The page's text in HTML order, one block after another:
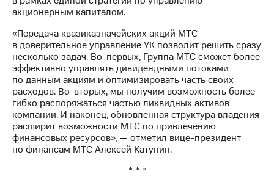
информации
акционерам
Документы
ПАО
"МТС"
Собрания
акционеров
Личный
кабинет
акционера
Акционерный
капитал
акционерным капиталом.
«Передача квазиказначейских акций МТС
в доверительное управление УК позволит решить сразу
несколько задач. Во-первых, Группа МТС сможет более
эффективно управлять дивидендными потоками
по данным акциям и оптимизировать часть своих
расходов. Во-вторых, мы получим возможность более
гибко распоряжаться частью ликвидных активов
компании. И наконец, обновленная структура владения
расширит возможности МТС по привлечению
финансовых ресурсов», — отметил вице-президент
по финансам МТС Алексей Катунин.
* * *